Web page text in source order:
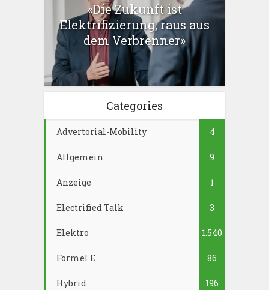
«Die Zukunft ist
Elektrifizierung, raus aus
dem Verbrenner»
Categories
Advertorial-Mobility 4
Allgemein 9
Anzeige 1
Electrified Talk 3
Elektro 1.540
Formel E 86
Hybrid 196